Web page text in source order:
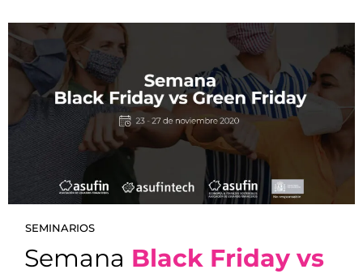
SEMINARIOS
Semana Black Friday vs